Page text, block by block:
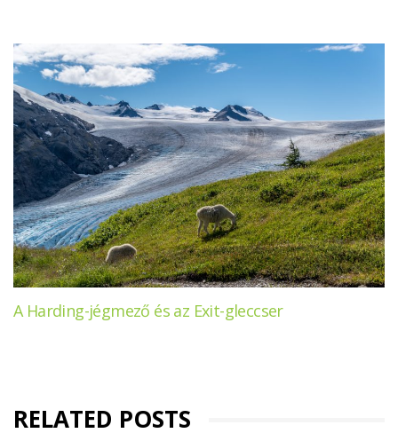
A Harding-jégmező és az Exit-gleccser
RELATED POSTS